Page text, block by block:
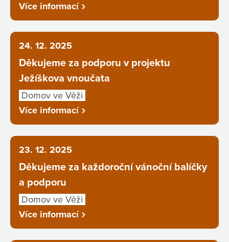
Více informací
24. 12. 2025
Děkujeme za podporu v projektu
Ježíškova vnoučata
Domov ve Věži
Více informací
23. 12. 2025
Děkujeme za každoroční vánoční balíčky
a podporu
Domov ve Věži
Více informací